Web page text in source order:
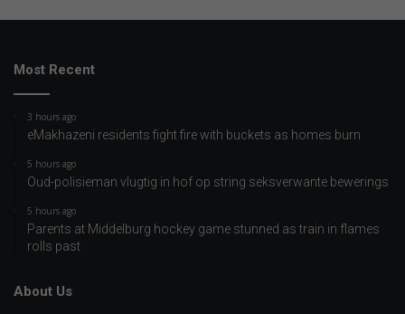
Most Recent
3 hours ago
eMakhazeni residents fight fire with buckets as homes burn
5 hours ago
Oud-polisieman vlugtig in hof op string seksverwante bewerings
5 hours ago
Parents at Middelburg hockey game stunned as train in flames
rolls past
About Us